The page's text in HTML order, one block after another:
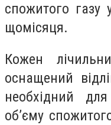
спожитого
щомісяця.
Кожен
оснащений
необхідний
об’єму